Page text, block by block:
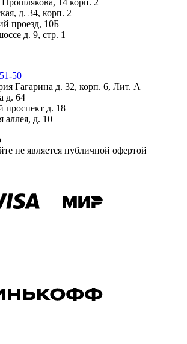
д. 34, корп. 2
проезд, 10Б
д. 9, стр. 1
50
Гагарина д. 32, корп. 6, Лит. А
д. 64
проспект д. 18
аллея, д. 10
не является публичной офертой